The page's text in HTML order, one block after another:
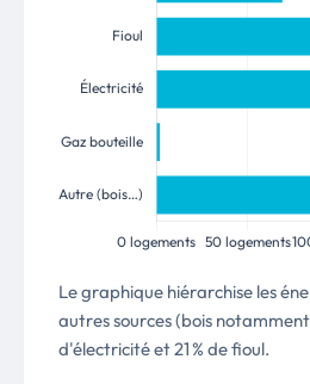
Le graphique hiérarchise les
autres sources (bois
d'électricité et 21 % de fioul.